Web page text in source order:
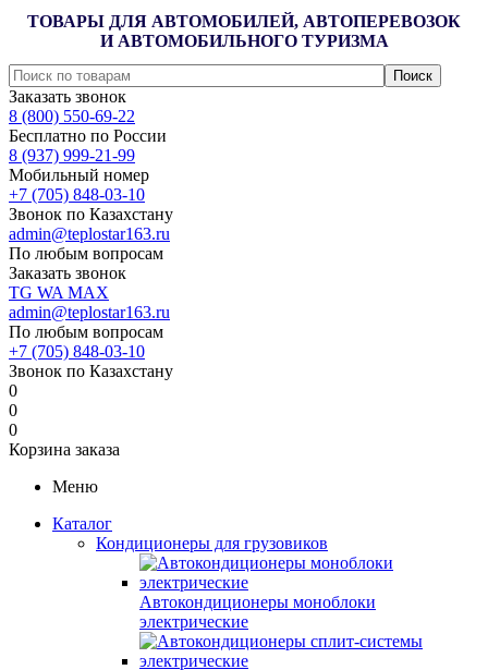
ТОВАРЫ ДЛЯ АВТОМОБИЛЕЙ, АВТОПЕРЕВОЗОК
И АВТОМОБИЛЬНОГО ТУРИЗМА
Заказать звонок
8 (800) 550-69-22
Бесплатно по России
8 (937) 999-21-99
Мобильный номер
+7 (705) 848-03-10
Звонок по Казахстану
admin@teplostar163.ru
По любым вопросам
Заказать звонок
TG WA MAX
admin@teplostar163.ru
По любым вопросам
+7 (705) 848-03-10
Звонок по Казахстану
0
0
0
Корзина заказа
Меню
Каталог
Кондиционеры для грузовиков
Автокондиционеры моноблоки
электрические